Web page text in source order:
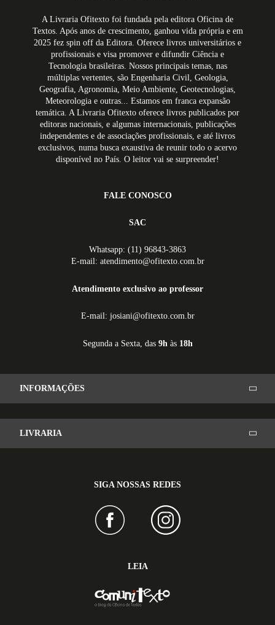
A Livraria Ofitexto foi fundada pela editora Oficina de
Textos. Após anos de crescimento, ganhou vida própria e em
2025 fez spin off da Editora. Oferece livros universitários e
profissionais e visa promover e difundir Ciência e
Tecnologia brasileiras. Nossos principais temas, nas
múltiplas vertentes, são Engenharia Civil, Geologia,
Geografia, Agronomia, Meio Ambiente, Geotecnologias,
Meteorologia e outras... Estamos em franca expansão
temática. A Livraria Ofitexto oferece livros publicados por
editoras nacionais, e algumas internacionais, publicações
independentes e de associações profissionais, e até livros
exclusivos, numa busca exaustiva de reunir todo o acervo
disponível no País. O leitor vai se surpreender!
FALE CONOSCO
SAC
Whatsapp: (11) 96843-3863
E-mail: atendimento@ofitexto.com.br
Atendimento exclusivo ao professor
E-mail: josiani@ofitexto.com.br
Segunda a Sexta, das 9h às 18h
INFORMAÇÕES
LIVRARIA
SIGA NOSSAS REDES
LEIA